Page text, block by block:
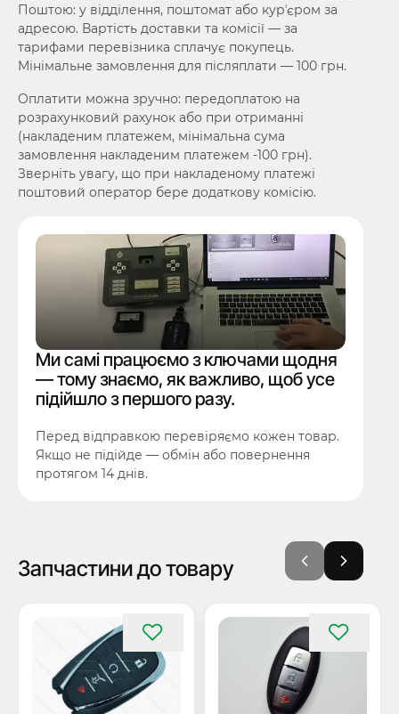
Поштою: у відділення, поштомат або курʼєром за
адресою. Вартість доставки та комісії — за
тарифами перевізника сплачує покупець.
Мінімальне замовлення для післяплати — 100 грн.
Оплатити можна зручно: передоплатою на
розрахунковий рахунок або при отриманні
(накладеним платежем, мінімальна сума
замовлення накладеним платежем -100 грн).
Зверніть увагу, що при накладеному платежі
поштовий оператор бере додаткову комісію.
Ми самі працюємо з ключами щодня
— тому знаємо, як важливо, щоб усе
підійшло з першого разу.
Перед відправкою перевіряємо кожен товар.
Якщо не підійде — обмін або повернення
протягом 14 днів.
Запчастини до товару